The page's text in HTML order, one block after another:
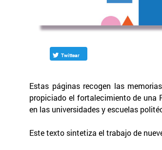
Twittear
Estas páginas recogen las
propiciado el fortalecimiento de una
en las universidades y escuelas
Este texto sintetiza el trabajo de